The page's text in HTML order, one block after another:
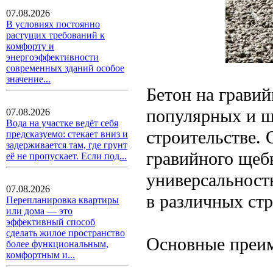
07.08.2026
В условиях постоянно
растущих требований к
комфорту и
энергоэффективности
современных зданий особое
значение...
07.08.2026
Вода на участке ведёт себя
предсказуемо: стекает вниз и
задерживается там, где грунт
её не пропускает. Если под...
07.08.2026
Перепланировка квартиры
или дома — это
эффективный способ
сделать жилое пространство
более функциональным,
комфортным и...
Бетон на
популярных и
гравийного
в различных
Основные